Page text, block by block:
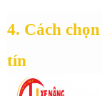
4. Cách
tín